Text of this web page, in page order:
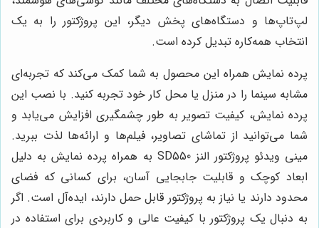
لپ‌تاپ‌ها و دستگاه‌های پخش دیگر، این پروژکتور را به یک
انتخاب همه‌کاره تبدیل کرده است.
پرده نمایش همراه این محصول به شما کمک می‌کند که تجربه‌ای
مشابه سینما را در منزل یا محل کار خود تجربه کنید. با نصب این
پرده نمایش، کیفیت تصویر به طور چشمگیری افزایش می‌یابد و
شما می‌توانید از تماشای تصاویر، فیلم‌ها و ارائه‌ها لذت ببرید.
مینی ویدئو پروژکتور النز SD550 به همراه پرده نمایش به دلیل
ابعاد کوچک و قابلیت جابجایی آسان، برای کسانی که فضای
محدود دارند یا نیاز به پروژکتور قابل حمل دارند، ایده‌آل است. اگر
به دنبال یک پروژکتور با کیفیت عالی و کاربردی برای استفاده در